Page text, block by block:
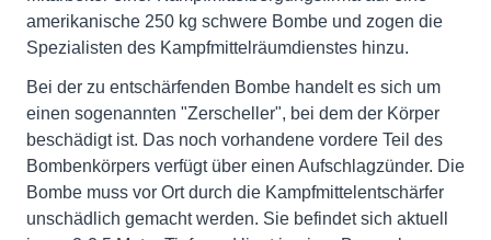
amerikanische 250 kg schwere Bombe und zogen die
Spezialisten des Kampfmittelräumdienstes hinzu.
Bei der zu entschärfenden Bombe handelt es sich um
einen sogenannten "Zerscheller", bei dem der Körper
beschädigt ist. Das noch vorhandene vordere Teil des
Bombenkörpers verfügt über einen Aufschlagzünder. Die
Bombe muss vor Ort durch die Kampfmittelentschärfer
unschädlich gemacht werden. Sie befindet sich aktuell